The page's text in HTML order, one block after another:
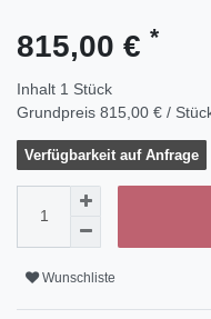
815,00 € *
Inhalt 1 Stück
Grundpreis 815,00 € /
Verfügbarkeit auf Anfrage
Wunschliste